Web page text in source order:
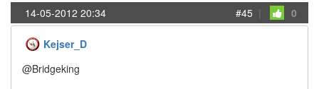
14-05-2012 20:34 #45 | 0
Kejser_D
@Bridgeking